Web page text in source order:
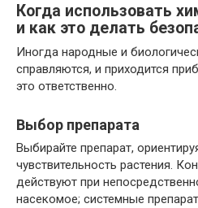
Когда использовать
и как это делать
Иногда народные и
справляются, и приходится
это ответственно.
Выбор препарата
Выбирайте препарат,
чувствительность растения.
действуют при
насекомое; системные